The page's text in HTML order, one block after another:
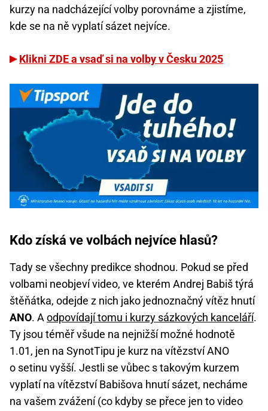
kurzy na nadcházející volby porovnáme a zjistíme,
kde se na ně vyplatí sázet nejvíce.
Klikni ZDE a vsaď si na volby v Česku 2025
Kdo získá ve volbách nejvíce hlasů?
Tady se všechny predikce shodnou. Pokud se před
volbami neobjeví video, ve kterém Andrej Babiš týrá
štěňátka, odejde z nich jako jednoznačný vítěz hnutí
ANO. Aodpovídají tomu i kurzy sázkových kanceláří.
Ty jsou téměř všude na nejnižší možné hodnotě
1.01, jen na SynotTipu je kurz na vítězství ANO
o setinu vyšší. Jestli se vůbec s takovým kurzem
vyplatí na vítězství Babišova hnutí sázet, necháme
na vašem zvážení (co kdyby se přece jen to video